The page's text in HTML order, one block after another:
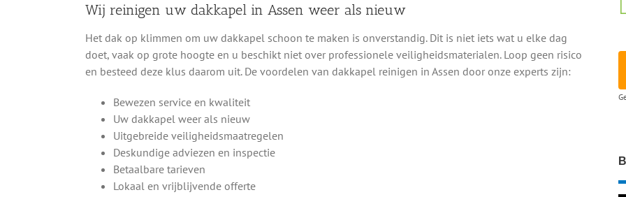
Wij reinigen uw dakkapel in Assen weer als nieuw
Het dak op klimmen om uw dakkapel schoon te maken is onverstandig. Dit is niet iets wat u elke dag
doet, vaak op grote hoogte en u beschikt niet over professionele veiligheidsmaterialen. Loop geen risico
en besteed deze klus daarom uit. De voordelen van dakkapel reinigen in Assen door onze experts zijn:
Bewezen service en kwaliteit
Uw dakkapel weer als nieuw
Uitgebreide veiligheidsmaatregelen
Deskundige adviezen en inspectie
Betaalbare tarieven
Lokaal en vrijblijvende offerte